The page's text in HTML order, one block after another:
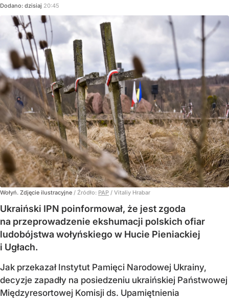
Dodano: dzisiaj 20:45
Wołyń. Zdjęcie ilustracyjne / Źródło: PAP / Vitaliy Hrabar
Ukraiński IPN poinformował, że jest zgoda
na przeprowadzenie ekshumacji polskich ofiar
ludobójstwa wołyńskiego w Hucie Pieniackiej
i Ugłach.
Jak przekazał Instytut Pamięci Narodowej Ukrainy,
decyzje zapadły na posiedzeniu ukraińskiej Państwowej
Międzyresortowej Komisji ds. Upamiętnienia